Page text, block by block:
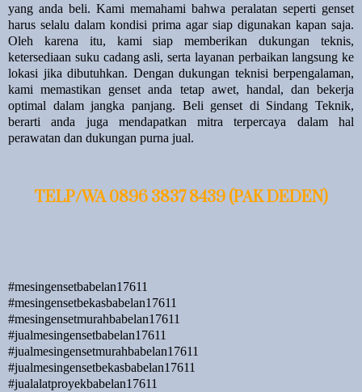
yang anda beli. Kami memahami bahwa peralatan seperti genset
harus selalu dalam kondisi prima agar siap digunakan kapan saja.
Oleh karena itu, kami siap memberikan dukungan teknis,
ketersediaan suku cadang asli, serta layanan perbaikan langsung ke
lokasi jika dibutuhkan. Dengan dukungan teknisi berpengalaman,
kami memastikan genset anda tetap awet, handal, dan bekerja
optimal dalam jangka panjang. Beli genset di Sindang Teknik,
berarti anda juga mendapatkan mitra terpercaya dalam hal
perawatan dan dukungan purna jual.
TELP/WA 0896 3837 8439 (PAK DEDEN)
#mesingensetbabelan17611
#mesingensetbekasbabelan17611
#mesingensetmurahbabelan17611
#jualmesingensetbabelan17611
#jualmesingensetmurahbabelan17611
#jualmesingensetbekasbabelan17611
#jualalatproyekbabelan17611